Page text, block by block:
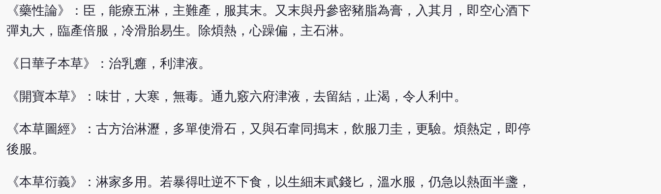
《藥性論》：臣，能療五淋，主難產，服其末。又末與丹參密豬脂為膏，入其月，即空心酒下
彈丸大，臨產倍服，冷滑胎易生。除煩熱，心躁偏，主石淋。
《日華子本草》：治乳癰，利津液。
《開寶本草》：味甘，大寒，無毒。通九竅六府津液，去留結，止渴，令人利中。
《本草圖經》：古方治淋瀝，多單使滑石，又與石韋同搗末，飲服刀圭，更驗。煩熱定，即停
後服。
《本草衍義》：淋家多用。若暴得吐逆不下食，以生細末貳錢匕，溫水服，仍急以熱面半盞，